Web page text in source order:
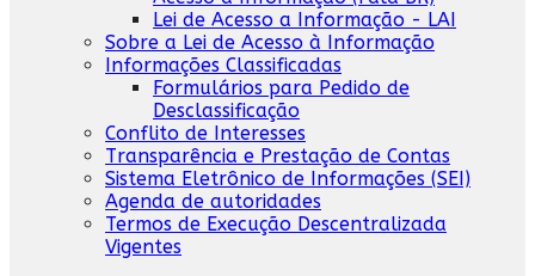
Lei de Acesso a Informação - LAI
Sobre a Lei de Acesso à Informação
Informações Classificadas
Formulários para Pedido de
Desclassificação
Conflito de Interesses
Transparência e Prestação de Contas
Sistema Eletrônico de Informações (SEI)
Agenda de autoridades
Termos de Execução Descentralizada
Vigentes